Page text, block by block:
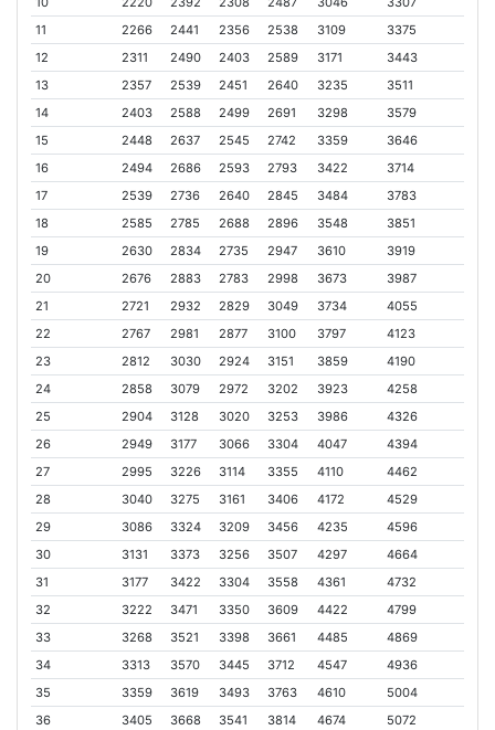
11
2266 2441 2356 2538 3109
3375
12
2311 2490 2403 2589 3171
3443
13
2357 2539 2451 2640 3235
3511
14
2403 2588 2499 2691 3298
3579
15
2448 2637 2545 2742 3359
3646
16
2494 2686 2593 2793 3422
3714
17
2539 2736 2640 2845 3484
3783
18
2585 2785 2688 2896 3548
3851
19
2630 2834 2735 2947 3610
3919
20
2676 2883 2783 2998 3673
3987
21
2721 2932 2829 3049 3734
4055
22
2767 2981 2877 3100 3797
4123
23
2812 3030 2924 3151 3859
4190
24
2858 3079 2972 3202 3923
4258
25
2904 3128 3020 3253 3986
4326
26
2949 3177 3066 3304 4047
4394
27
2995 3226 3114 3355 4110
4462
28
3040 3275 3161 3406 4172
4529
29
3086 3324 3209 3456 4235
4596
30
3131 3373 3256 3507 4297
4664
31
3177 3422 3304 3558 4361
4732
32
3222 3471 3350 3609 4422
4799
33
3268 3521 3398 3661 4485
4869
34
3313 3570 3445 3712 4547
4936
35
3359 3619 3493 3763 4610
5004
36
3405 3668 3541 3814 4674
5072